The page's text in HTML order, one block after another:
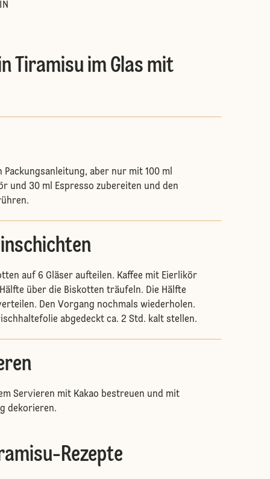
Tiramisu im Glas mit
Packungsanleitung, aber nur mit 100 ml
und 30 ml Espresso zubereiten und den
auf 6 Gläser aufteilen. Kaffee mit Eierlikör
über die Biskotten träufeln. Die Hälfte
Den Vorgang nochmals wiederholen.
abgedeckt ca. 2 Std. kalt stellen.
Servieren mit Kakao bestreuen und mit
dekorieren.
Rezepte